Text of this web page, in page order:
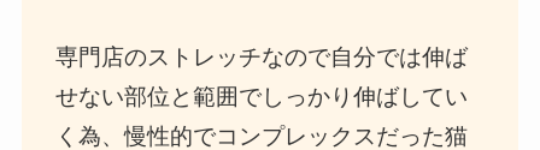
専門店のストレッチなので自分では伸ば
せない部位と範囲でしっかり伸ばしてい
く為、慢性的でコンプレックスだった猫